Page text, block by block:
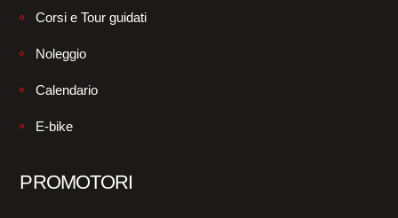
Corsi e Tour guidati
Noleggio
Calendario
E-bike
PROMOTORI